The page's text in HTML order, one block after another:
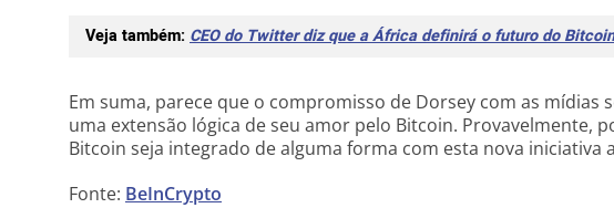
Veja também: CEO do Twitter diz que a África definirá o futuro do Bitcoin
Em suma, parece que o compromisso de Dorsey com as mídias
uma extensão lógica de seu amor pelo Bitcoin. Provavelmente,
Bitcoin seja integrado de alguma forma com esta nova iniciativa
Fonte: BeInCrypto